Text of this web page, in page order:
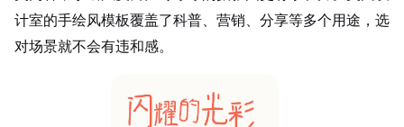
计室的手绘风模板覆盖了科普、营销、分享等多个用途，选
对场景就不会有违和感。